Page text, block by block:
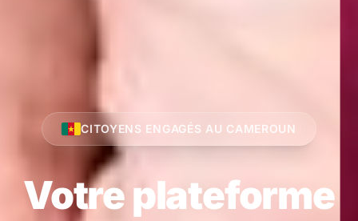
CITOYENS ENGAGÉS AU CAMEROUN
Votre plateforme